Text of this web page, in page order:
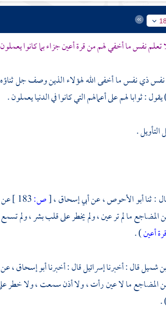
تعلم نفس ما أخفي لهم من قرة أعين جزاء بما كانوا يعملون
ذي نفس ما أخفى الله لهؤلاء الذين وصف جل ثناؤه
: ثوابا لهم على أعمالهم التي كانوا في الدنيا يعملون .
.
: ثناأبو الأحوص ،عنأبي إسحاق ،[ص:
المضاجع ما لم تر عين ، ولم يخطر على قلب بشر ،
أعين) .
شميلقال : أخبرناإسرائيلقال : أخبرناأبو إسحاق ،عن
المضاجع ما لا عين رأت ، ولا أذن سمعت ، ولا خطر
)